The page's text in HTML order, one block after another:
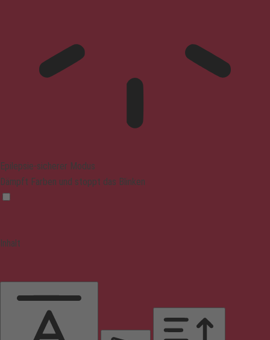
Epilepsie-sicherer Modus
Dämpft Farben und stoppt das Blinken
Inhalt